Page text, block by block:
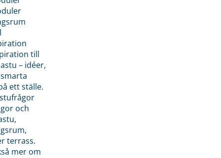
till
– idéer,
ett ställe.
och
terrass.
mer om